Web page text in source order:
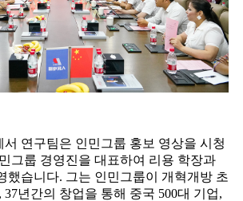
연구팀은 인민그룹 홍보 영상을 시청
그룹 경영진을 대표하여 리용 학장과
했습니다. 그는 인민그룹이 개혁개방 초
년간의 창업을 통해 중국 500대 기업,